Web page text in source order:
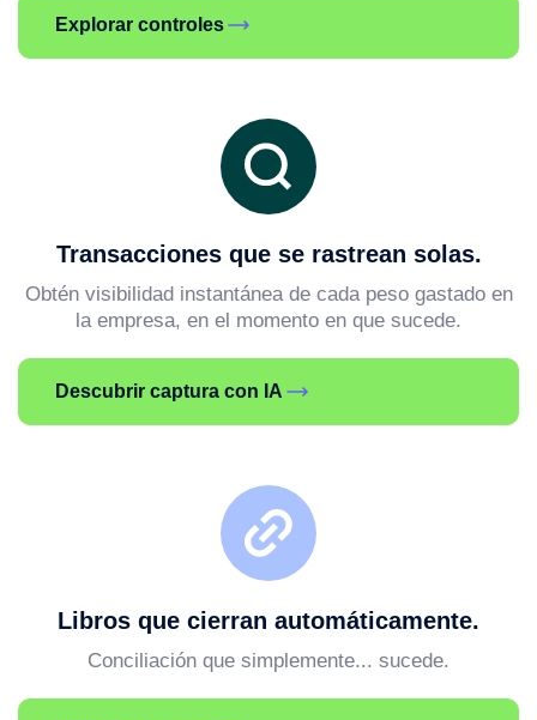
Explorar controles
Transacciones que se rastrean solas.
Obtén visibilidad instantánea de cada peso gastado en
la empresa, en el momento en que sucede.
Descubrir captura con IA
Libros que cierran automáticamente.
Conciliación que simplemente... sucede.